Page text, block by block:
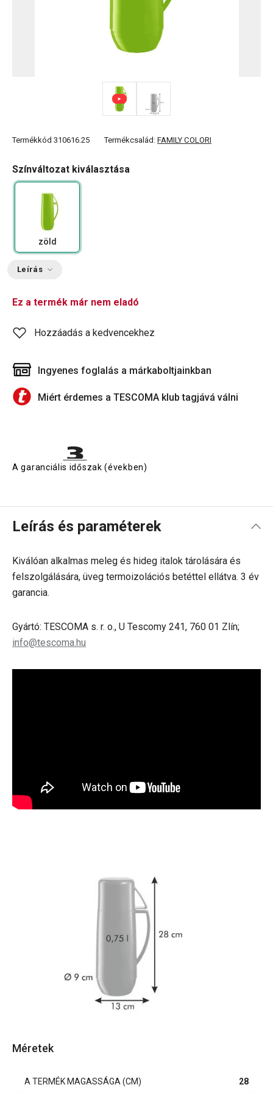
Termékkód 310616.25 Termékcsalád: FAMILY COLORI
Színváltozat kiválasztása
zöld
Leírás
Ez a termék már nem eladó
Hozzáadás a kedvencekhez
Ingyenes foglalás a márkaboltjainkban
Miért érdemes a TESCOMA klub tagjává válni
A garanciális időszak (években)
Leírás és paraméterek
Kiválóan alkalmas meleg és hideg italok tárolására és
felszolgálására, üveg termoizolációs betéttel ellátva. 3 év
garancia.
Gyártó: TESCOMA s. r. o., U Tescomy 241, 760 01 Zlín;
info@tescoma.hu
Méretek
A TERMÉK MAGASSÁGA (CM) 28